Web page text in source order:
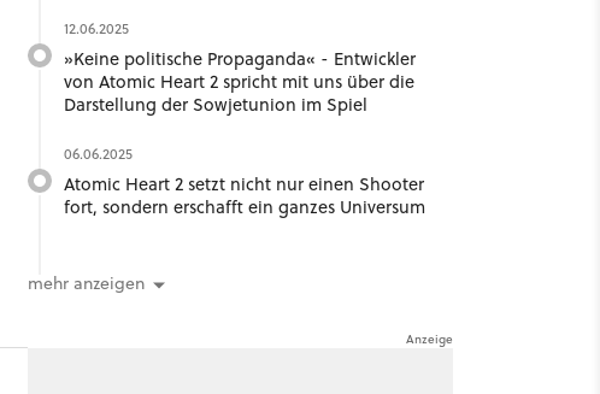
12.06.2025
»Keine politische Propaganda« - Entwickler
von Atomic Heart 2 spricht mit uns über die
Darstellung der Sowjetunion im Spiel
06.06.2025
Atomic Heart 2 setzt nicht nur einen Shooter
fort, sondern erschafft ein ganzes Universum
mehr anzeigen